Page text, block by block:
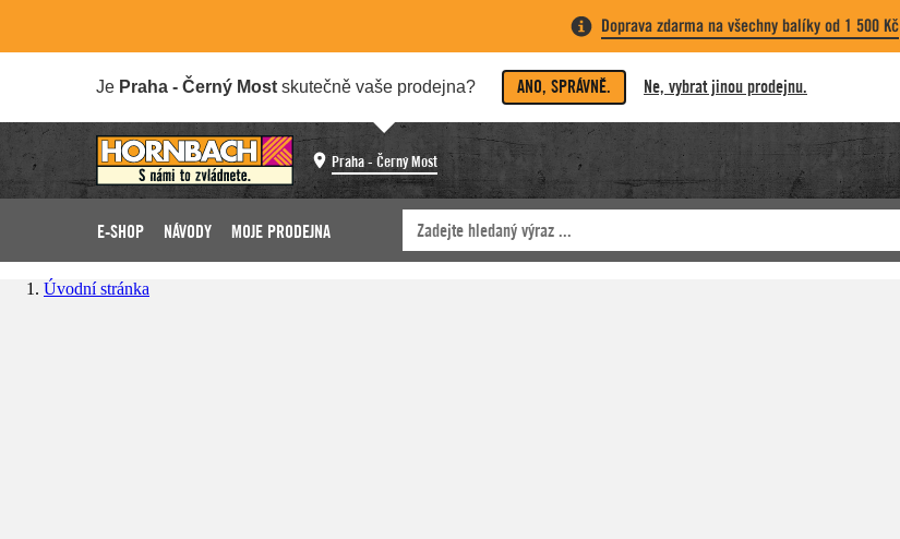
Doprava zdarma na všechny balíky od 1 500 Kč
Je Praha - Černý Most skutečně vaše prodejna? ANO, SPRÁVNĚ. Ne, vybrat jinou prodejnu.
Praha - Černý Most
E-SHOP NÁVODY MOJE PRODEJNA
Úvodní stránka